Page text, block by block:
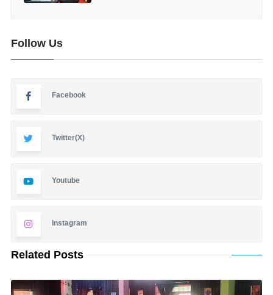
Follow Us
Facebook
Twitter(X)
Youtube
Instagram
Related Posts